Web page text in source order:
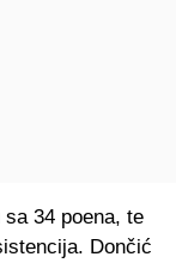
34 poena, te
Dončić